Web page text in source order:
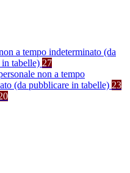
a tempo indeterminato (da
tabelle) 27
non a tempo
(da pubblicare in tabelle) 23